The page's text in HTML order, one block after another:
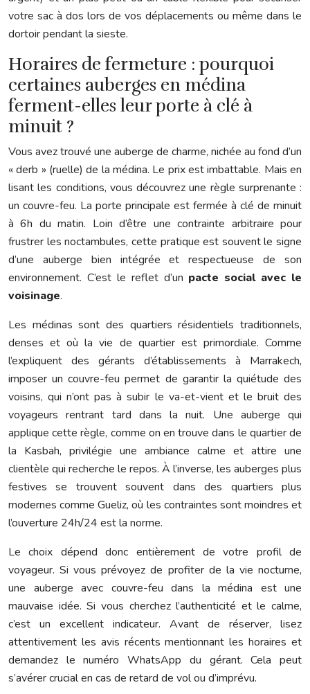
votre sac à dos lors de vos déplacements ou même dans le
dortoir pendant la sieste.
Horaires de fermeture : pourquoi
certaines auberges en médina
ferment-elles leur porte à clé à
minuit ?
Vous avez trouvé une auberge de charme, nichée au fond d’un
« derb » (ruelle) de la médina. Le prix est imbattable. Mais en
lisant les conditions, vous découvrez une règle surprenante :
un couvre-feu. La porte principale est fermée à clé de minuit
à 6h du matin. Loin d’être une contrainte arbitraire pour
frustrer les noctambules, cette pratique est souvent le signe
d’une auberge bien intégrée et respectueuse de son
environnement. C’est le reflet d’un pacte social avec le
voisinage.
Les médinas sont des quartiers résidentiels traditionnels,
denses et où la vie de quartier est primordiale. Comme
l’expliquent des gérants d’établissements à Marrakech,
imposer un couvre-feu permet de garantir la quiétude des
voisins, qui n’ont pas à subir le va-et-vient et le bruit des
voyageurs rentrant tard dans la nuit. Une auberge qui
applique cette règle, comme on en trouve dans le quartier de
la Kasbah, privilégie une ambiance calme et attire une
clientèle qui recherche le repos. À l’inverse, les auberges plus
festives se trouvent souvent dans des quartiers plus
modernes comme Gueliz, où les contraintes sont moindres et
l’ouverture 24h/24 est la norme.
Le choix dépend donc entièrement de votre profil de
voyageur. Si vous prévoyez de profiter de la vie nocturne,
une auberge avec couvre-feu dans la médina est une
mauvaise idée. Si vous cherchez l’authenticité et le calme,
c’est un excellent indicateur. Avant de réserver, lisez
attentivement les avis récents mentionnant les horaires et
demandez le numéro WhatsApp du gérant. Cela peut
s’avérer crucial en cas de retard de vol ou d’imprévu.